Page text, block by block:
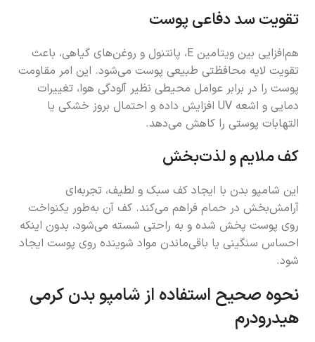
تقویت سد دفاعی پوست
هم‌افزایی بین ویتامین E، پانتنول و روغن‌های گیاهی، باعث
تقویت لایه محافظتی طبیعی پوست می‌شود. این امر مقاومت
پوست را در برابر عوامل محیطی نظیر آلودگی هوا، تغییرات
دمایی و اشعه UV افزایش داده و احتمال بروز خشکی یا
التهابات پوستی را کاهش می‌دهد.
کف ملایم و لذت‌بخش
این شامپو بدن با ایجاد کف سبک و لطیف، تجربه‌ای
آرامش‌بخش در حمام فراهم می‌کند. کف آن به‌طور یکنواخت
روی پوست پخش شده و به راحتی شسته می‌شود، بدون اینکه
احساس سنگینی یا باقی‌ماندن مواد شوینده روی پوست ایجاد
شود.
نحوه صحیح استفاده از شامپو بدن کرمی
هیدرودرم